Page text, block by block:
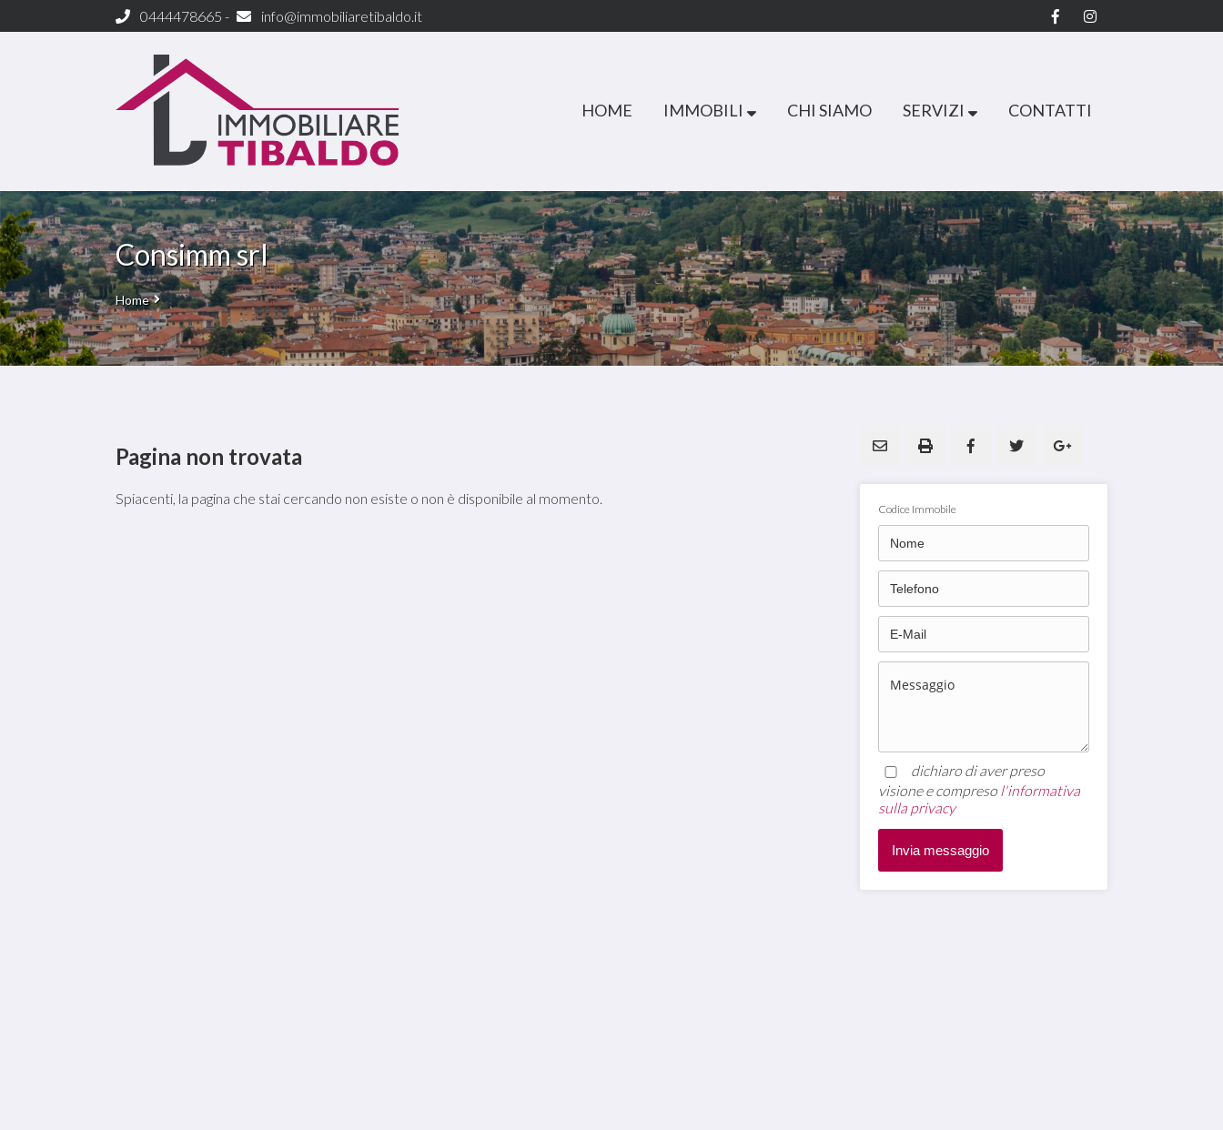
0444478665 - info@immobiliaretibaldo.it
HOME IMMOBILI CHI SIAMO SERVIZI CONTATTI
Consimm srl
Home
Pagina non trovata
Spiacenti, la pagina che stai cercando non esiste o non è disponibile al momento.
Codice Immobile
dichiaro di aver preso
visione e compreso l'informativa
sulla privacy